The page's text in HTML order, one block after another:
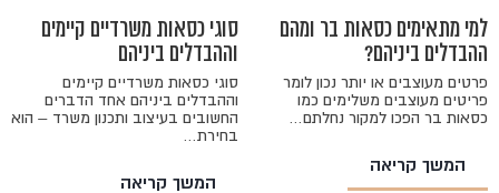
למי מתאימים כסאות בר ומהם
ההבדלים ביניהם?
פרטים מעוצבים או יותר נכון לומר
פריטים מעוצבים משלימים כמו
כסאות בר הפכו למקור נחלתם…
המשך קריאה
סוגי כסאות משרדיים קיימים
וההבדלים ביניהם
סוגי כסאות משרדיים קיימים
וההבדלים ביניהם אחד הדברים
החשובים בעיצוב ותכנון משרד – הוא
בחירת…
המשך קריאה